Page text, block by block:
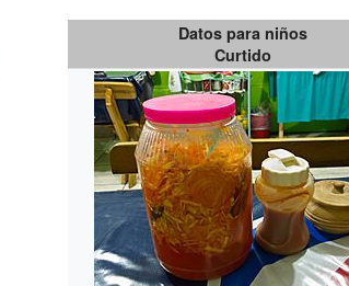
Datos para niños
Curtido